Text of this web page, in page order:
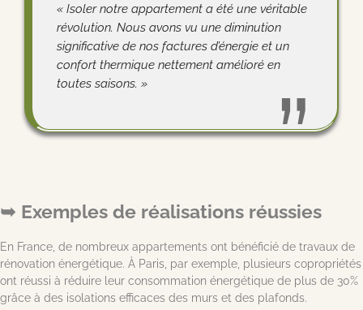
« Isoler notre appartement a été une véritable
révolution. Nous avons vu une diminution
significative de nos factures d’énergie et un
confort thermique nettement amélioré en
toutes saisons. »
Exemples de réalisations réussies
En France, de nombreux appartements ont bénéficié de travaux de
rénovation énergétique. À Paris, par exemple, plusieurs copropriétés
ont réussi à réduire leur consommation énergétique de plus de 30%
grâce à des isolations efficaces des murs et des plafonds.